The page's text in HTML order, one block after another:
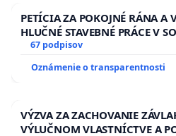
PETÍCIA ZA POKOJNÉ RÁNA A
HLUČNÉ STAVEBNÉ PRÁCE V
13.00 HOD., CEZ PRACOVNÝ
HOD. A PRAVIDELNÁ
ĎUMBIERSKEJ/MAGU
67 podpisov
Oznámenie o transparentnosti
VÝZVA ZA ZACHOVANIE
VÝLUČNOM VLASTNÍCTVE A